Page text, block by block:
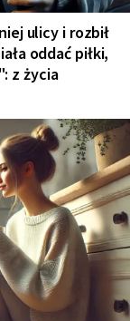
ulicy i rozbił
oddać piłki,
z życia